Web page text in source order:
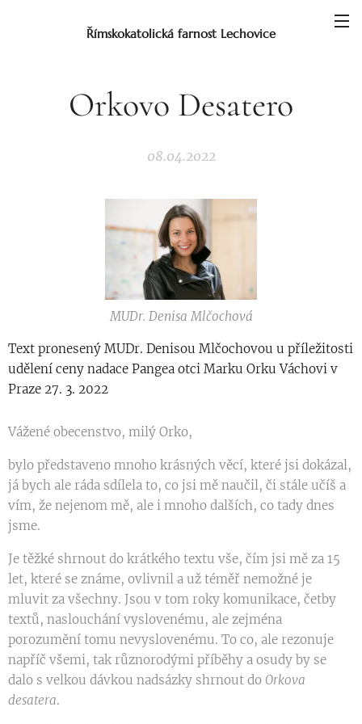
Římskokatolická farnost Lechovice
Orkovo Desatero
08.04.2022
MUDr. Denisa Mlčochová
Text pronesený MUDr. Denisou Mlčochovou u příležitosti
udělení ceny nadace Pangea otci Marku Orku Váchovi v
Praze 27. 3. 2022
Vážené obecenstvo, milý Orko,
bylo představeno mnoho krásných věcí, které jsi dokázal,
já bych ale ráda sdílela to, co jsi mě naučil, či stále učíš a
vím, že nejenom mě, ale i mnoho dalších, co tady dnes
jsme.
Je těžké shrnout do krátkého textu vše, čím jsi mě za 15
let, které se známe, ovlivnil a už téměř nemožné je
mluvit za všechny. Jsou v tom roky komunikace, četby
textů, naslouchání vyslovenému, ale zejména
porozumění tomu nevyslovenému. To co, ale rezonuje
napříč všemi, tak různorodými příběhy a osudy by se
dalo s velkou dávkou nadsázky shrnout do Orkova
desatera.